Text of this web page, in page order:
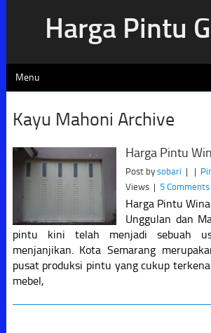
Harga Pintu
Menu
Kayu Mahoni Archive
Harga Pintu
Post by sobari | |
Views | 5 Comments
Harga Pintu
Unggulan dan
pintu kini telah menjadi sebuah
menjanjikan. Kota Semarang
pusat produksi pintu yang cukup
mebel,